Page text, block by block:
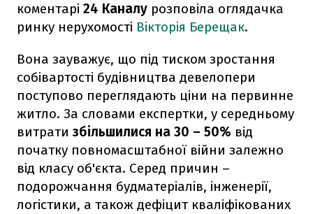
коментарі 24 Каналу розповіла оглядачка
ринку нерухомості Вікторія Берещак.
Вона зауважує, що під тиском зростання
собівартості будівництва девелопери
поступово переглядають ціни на первинне
житло. За словами експертки, у середньому
витратизбільшилися на 30 – 50% від
початку повномасштабної війни залежно
від класу об'єкта. Серед причин –
подорожчання будматеріалів, інженерії,
логістики, а також дефіцит кваліфікованих